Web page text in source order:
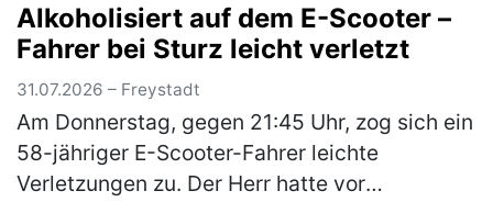
Kreuzung zur Neumarkter Straße wollte…
(mehr)
Alkoholisiert auf dem E-Scooter –
Fahrer bei Sturz leicht verletzt
31.07.2026 – Freystadt
Am Donnerstag, gegen 21:45 Uhr, zog sich ein
58-jähriger E-Scooter-Fahrer leichte
Verletzungen zu. Der Herr hatte vor